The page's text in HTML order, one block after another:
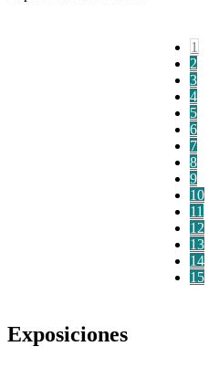
1
2
3
4
5
6
7
8
9
10
11
12
13
14
15
Exposiciones